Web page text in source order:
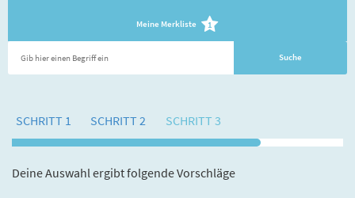
Meine Merkliste 1
SCHRITT 1 SCHRITT 2 SCHRITT 3
Deine Auswahl ergibt folgende Vorschläge